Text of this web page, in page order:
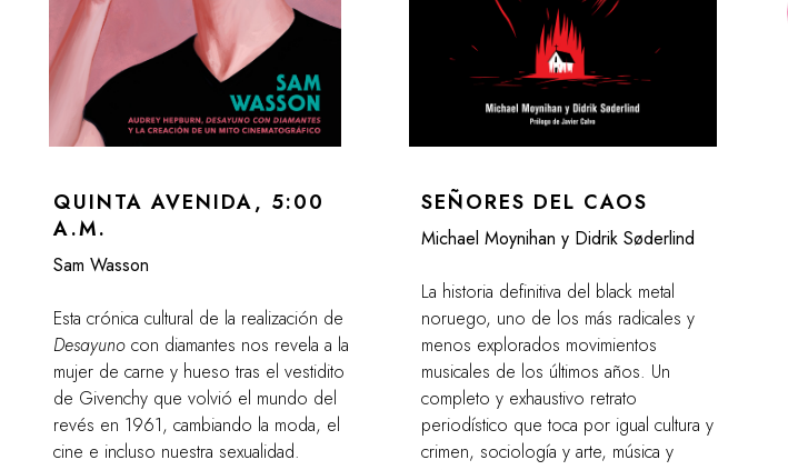
QUINTA AVENIDA, 5:00
A.M.
Sam Wasson
Esta crónica cultural de la realización de
Desayuno con diamantes nos revela a la
mujer de carne y hueso tras el vestidito
de Givenchy que volvió el mundo del
revés en 1961, cambiando la moda, el
cine e incluso nuestra sexualidad.
SEÑORES DEL CAOS
Michael Moynihan y Didrik Søderlind
La historia definitiva del black metal
noruego, uno de los más radicales y
menos explorados movimientos
musicales de los últimos años. Un
completo y exhaustivo retrato
periodístico que toca por igual cultura y
crimen, sociología y arte, música y